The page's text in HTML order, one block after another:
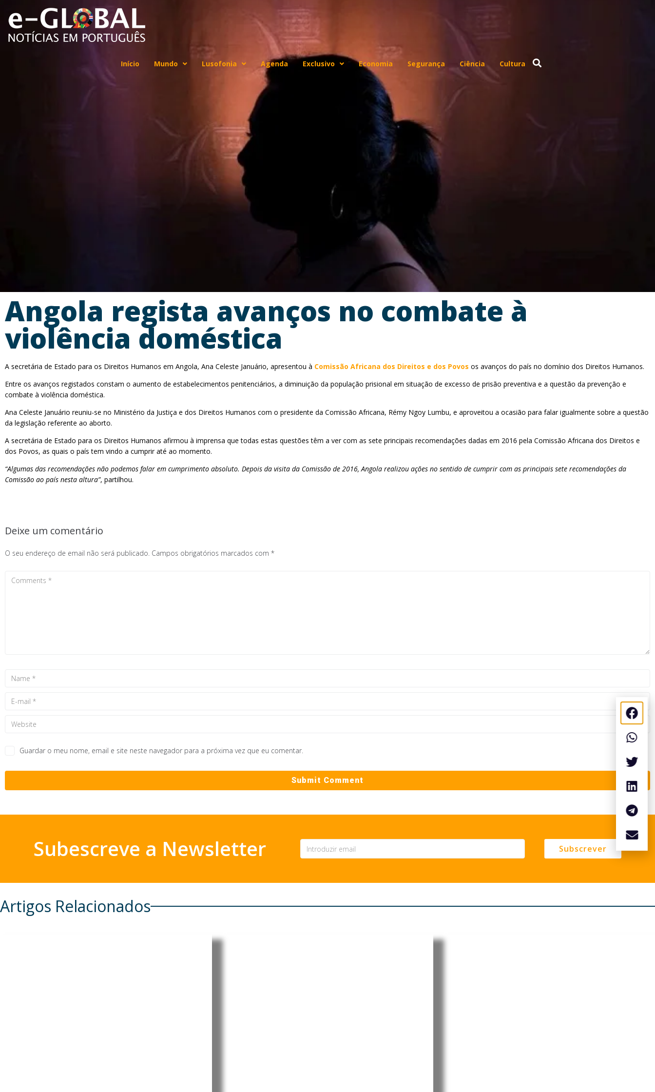
Início Mundo Lusofonia Agenda Exclusivo Economia Segurança Ciência Cultura
Angola regista avanços no combate à
violência doméstica
A secretária de Estado para os Direitos Humanos em Angola, Ana Celeste Januário, apresentou à Comissão Africana dos Direitos e dos Povos os avanços do país no domínio dos Direitos Humanos.
Entre os avanços registados constam o aumento de estabelecimentos penitenciários, a diminuição da população prisional em situação de excesso de prisão preventiva e a questão da prevenção e
combate à violência doméstica.
Ana Celeste Januário reuniu-se no Ministério da Justiça e dos Direitos Humanos com o presidente da Comissão Africana, Rémy Ngoy Lumbu, e aproveitou a ocasião para falar igualmente sobre a questão
da legislação referente ao aborto.
A secretária de Estado para os Direitos Humanos afirmou à imprensa que todas estas questões têm a ver com as sete principais recomendações dadas em 2016 pela Comissão Africana dos Direitos e
dos Povos, as quais o país tem vindo a cumprir até ao momento.
“Algumas das recomendações não podemos falar em cumprimento absoluto. Depois da visita da Comissão de 2016, Angola realizou ações no sentido de cumprir com as principais sete recomendações da
Comissão ao país nesta altura”, partilhou.
Deixe um comentário
O seu endereço de email não será publicado. Campos obrigatórios marcados com *
Guardar o meu nome, email e site neste navegador para a próxima vez que eu comentar.
Subescreve a Newsletter Subscrever
Artigos Relacionados